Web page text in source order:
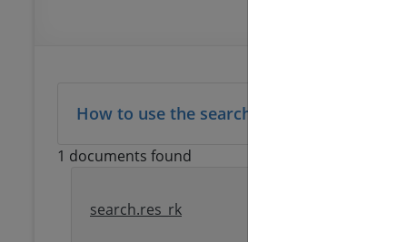
How to use the search function
1 documents found
search.res_rk